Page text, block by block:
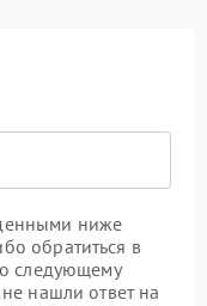
ниже
обратиться в
следующему
нашли ответ на